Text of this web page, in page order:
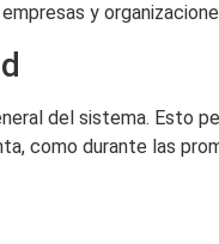
y
del sistema. Esto
como durante las